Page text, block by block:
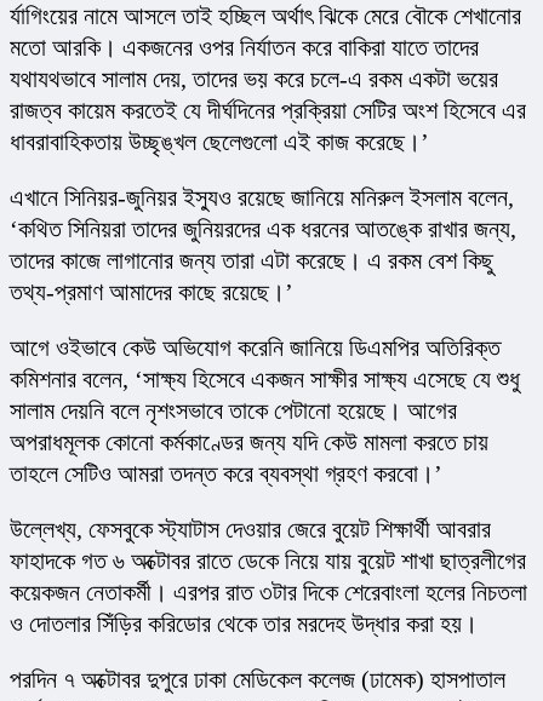
র্যাগিংয়ের নামে আসলে তাই হচ্ছিল অর্থাৎ ঝিকে মেরে বৌকে শেখানোর
মতো আরকি। একজনের ওপর নির্যাতন করে বাকিরা যাতে তাদের
যথাযথভাবে সালাম দেয়, তাদের ভয় করে চলে-এ রকম একটা ভয়ের
রাজত্ব কায়েম করতেই যে দীর্ঘদিনের প্রক্রিয়া সেটির অংশ হিসেবে এর
ধাবরাবাহিকতায় উচ্ছৃঙ্খল ছেলেগুলো এই কাজ করেছে।’
এখানে সিনিয়র-জুনিয়র ইস্যুও রয়েছে জানিয়ে মনিরুল ইসলাম বলেন,
‘কথিত সিনিয়রা তাদের জুনিয়রদের এক ধরনের আতঙ্কে রাখার জন্য,
তাদের কাজে লাগানোর জন্য তারা এটা করেছে। এ রকম বেশ কিছু
তথ্য-প্রমাণ আমাদের কাছে রয়েছে।’
আগে ওইভাবে কেউ অভিযোগ করেনি জানিয়ে ডিএমপির অতিরিক্ত
কমিশনার বলেন, ‘সাক্ষ্য হিসেবে একজন সাক্ষীর সাক্ষ্য এসেছে যে শুধু
সালাম দেয়নি বলে নৃশংসভাবে তাকে পেটানো হয়েছে। আগের
অপরাধমূলক কোনো কর্মকাণ্ডের জন্য যদি কেউ মামলা করতে চায়
তাহলে সেটিও আমরা তদন্ত করে ব্যবস্থা গ্রহণ করবো।’
উল্লেখ্য, ফেসবুকে স্ট্যাটাস দেওয়ার জেরে বুয়েট শিক্ষার্থী আবরার
ফাহাদকে গত ৬ অক্টোবর রাতে ডেকে নিয়ে যায় বুয়েট শাখা ছাত্রলীগের
কয়েকজন নেতাকর্মী। এরপর রাত ৩টার দিকে শেরেবাংলা হলের নিচতলা
ও দোতলার সিঁড়ির করিডোর থেকে তার মরদেহ উদ্ধার করা হয়।
পরদিন ৭ অক্টোবর দুপুরে ঢাকা মেডিকেল কলেজ (ঢামেক) হাসপাতাল